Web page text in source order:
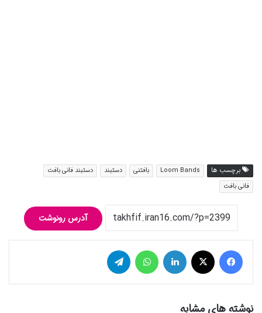
برچسب ها Loom Bands بافتنی دستبند
دستبند فانی بافت
فانی بافت
آدرس رونوشت
فیس بوک لینکدین
نوشته های مشابه